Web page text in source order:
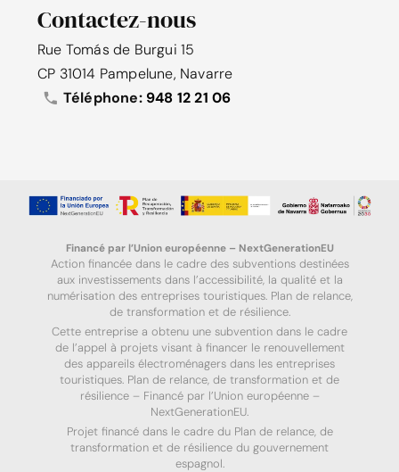
Contactez-nous
Rue Tomás de Burgui 15
CP 31014 Pampelune, Navarre
Téléphone: 948 12 21 06
Financé par l’Union européenne – NextGenerationEU
Action financée dans le cadre des subventions destinées
aux investissements dans l’accessibilité, la qualité et la
numérisation des entreprises touristiques. Plan de relance,
de transformation et de résilience.
Cette entreprise a obtenu une subvention dans le cadre
de l’appel à projets visant à financer le renouvellement
des appareils électroménagers dans les entreprises
touristiques. Plan de relance, de transformation et de
résilience – Financé par l’Union européenne –
NextGenerationEU.
Projet financé dans le cadre du Plan de relance, de
transformation et de résilience du gouvernement
espagnol.